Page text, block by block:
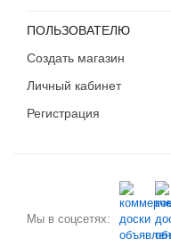
ПОЛЬЗОВАТЕЛЮ
Создать магазин
Личный кабинет
Регистрация
Мы в соцсетях: